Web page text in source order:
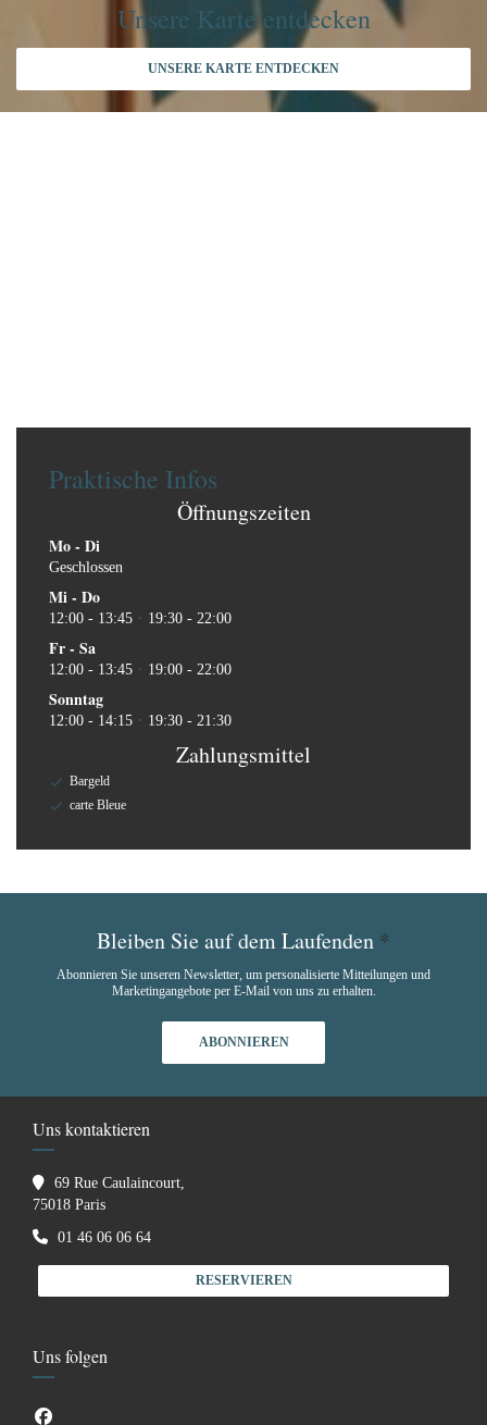
Unsere Karte entdecken
UNSERE KARTE ENTDECKEN
Praktische Infos
Öffnungszeiten
Mo- Di
Geschlossen
Mi- Do
12:00 - 13:45 • 19:30 - 22:00
Fr- Sa
12:00 - 13:45 • 19:00 - 22:00
Sonntag
12:00 - 14:15 • 19:30 - 21:30
Zahlungsmittel
Bargeld
carte Bleue
Bleiben Sie auf dem Laufenden *
Abonnieren Sie unseren Newsletter, um personalisierte Mitteilungen und
Marketingangebote per E-Mail von uns zu erhalten.
ABONNIEREN
Uns kontaktieren
69 Rue Caulaincourt,
75018 Paris((öffnet ein neues Fenster))
01 46 06 06 64
RESERVIEREN
Uns folgen